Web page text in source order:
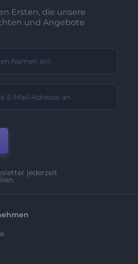
Ersten, die unsere
und Angebote
jederzeit